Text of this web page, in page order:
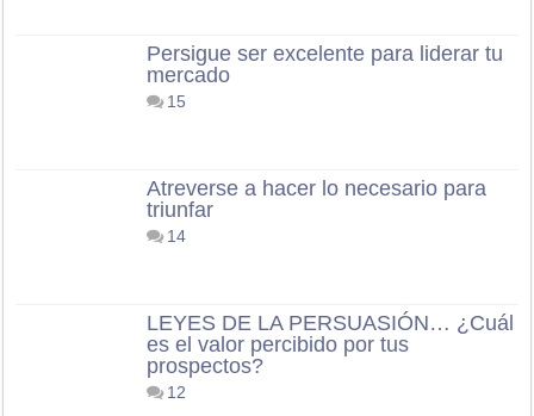
Persigue ser excelente para liderar tu
mercado
15
Atreverse a hacer lo necesario para
triunfar
14
LEYES DE LA PERSUASIÓN… ¿Cuál
es el valor percibido por tus
prospectos?
12